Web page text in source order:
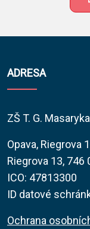
ADRESA
ZŠ T. G. Masaryka
Opava, Riegrova
Riegrova 13, 746
ICO: 47813300
ID datové
Ochrana